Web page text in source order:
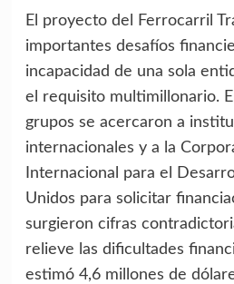
El proyecto del Ferrocarril
importantes desafíos
incapacidad de una sola
el requisito multimillonario.
grupos se acercaron a
internacionales y a la
Internacional para el
Unidos para solicitar
surgieron cifras
relieve las dificultades
estimó 4,6 millones de